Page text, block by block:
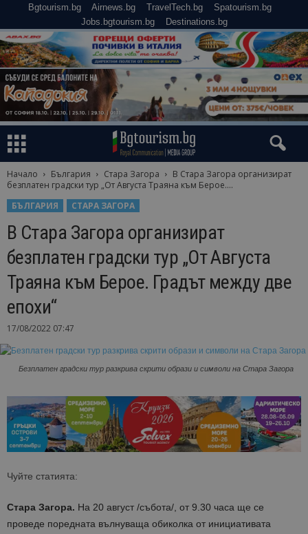
Bgtourism.bg Airnews.bg TravelTech.bg
Spatourism.bg
Jobs.bgtourism.bg
Destinations.bg
Начало България Стара Загора
В Стара Загора организират
безплатен градски тур „От Августа Траяна към Берое....
БЪЛГАРИЯ
СТАРА ЗАГОРА
В Стара Загора организират
безплатен градски тур „От Августа
Траяна към Берое. Градът между две
епохи“
17/08/2022 07:47
Безплатен градски тур разкрива скрити образи и символи на Стара Загора
Чуйте статията:
Стара Загора. На 20 август /събота/, от 9.30 часа ще се
проведе поредната вълнуваща обиколка от инициативата